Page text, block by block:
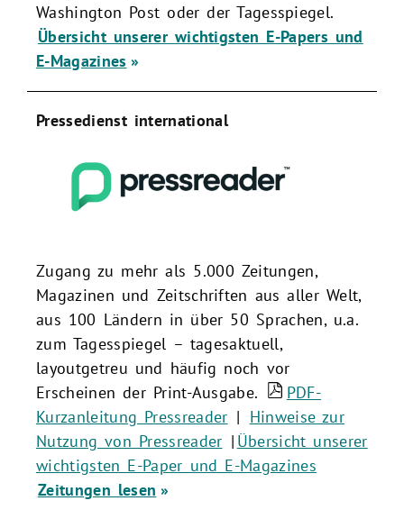
Washington Post oder der Tagesspiegel.
Übersicht unserer wichtigsten E-Papers und
E-Magazines
Pressedienst international
Zugang zu mehr als 5.000 Zeitungen,
Magazinen und Zeitschriften aus aller Welt,
aus 100 Ländern in über 50 Sprachen, u.a.
zum Tagesspiegel – tagesaktuell,
layoutgetreu und häufig noch vor
Erscheinen der Print-Ausgabe.
PDF-
Kurzanleitung Pressreader | Hinweise zur
Nutzung von Pressreader | Übersicht unserer
wichtigsten E-Paper und E-Magazines
Zeitungen lesen